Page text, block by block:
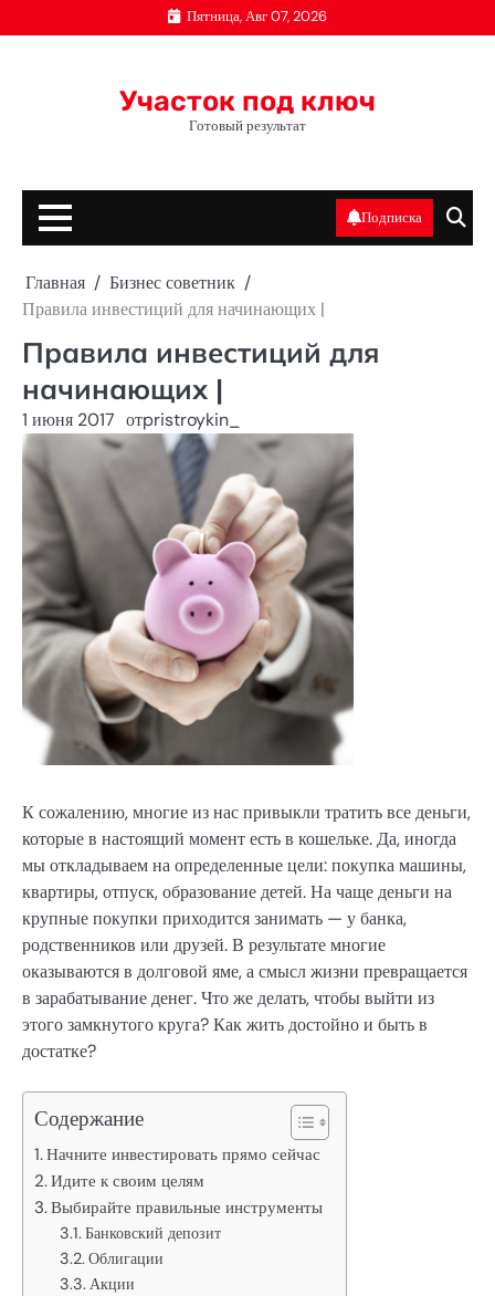
к
Пятница, Авг 07, 2026
Участок под ключ
Готовый результат
Подписка
Главная
Бизнес советник
Правила инвестиций для начинающих |
Правила инвестиций для
начинающих |
1 июня 2017 отpristroykin_
К сожалению, многие из нас привыкли тратить все деньги,
которые в настоящий момент есть в кошельке. Да, иногда
мы откладываем на определенные цели: покупка машины,
квартиры, отпуск, образование детей. На чаще деньги на
крупные покупки приходится занимать — у банка,
родственников или друзей. В результате многие
оказываются в долговой яме, а смысл жизни превращается
в зарабатывание денег. Что же делать, чтобы выйти из
этого замкнутого круга? Как жить достойно и быть в
достатке?
Содержание
Начните инвестировать прямо сейчас
Идите к своим целям
Выбирайте правильные инструменты
Банковский депозит
Облигации
Акции